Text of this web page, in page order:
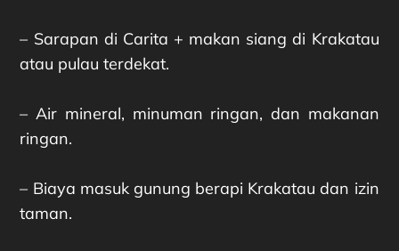
– Sarapan di Carita + makan siang di Krakatau
atau pulau terdekat.
– Air mineral, minuman ringan, dan makanan
ringan.
– Biaya masuk gunung berapi Krakatau dan izin
taman.